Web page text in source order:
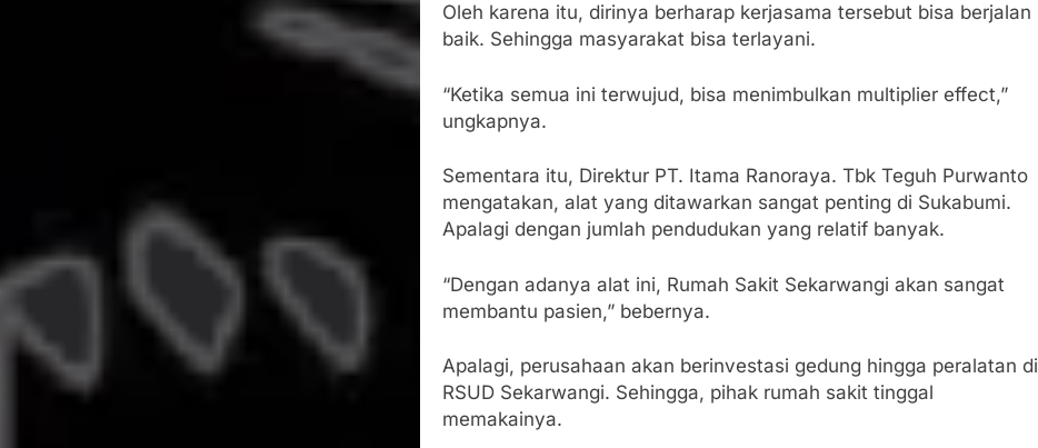
Oleh karena itu, dirinya berharap kerjasama tersebut bisa berjalan
baik. Sehingga masyarakat bisa terlayani.
“Ketika semua ini terwujud, bisa menimbulkan multiplier effect,”
ungkapnya.
Sementara itu, Direktur PT. Itama Ranoraya. Tbk Teguh Purwanto
mengatakan, alat yang ditawarkan sangat penting di Sukabumi.
Apalagi dengan jumlah pendudukan yang relatif banyak.
“Dengan adanya alat ini, Rumah Sakit Sekarwangi akan sangat
membantu pasien,” bebernya.
Apalagi, perusahaan akan berinvestasi gedung hingga peralatan di
RSUD Sekarwangi. Sehingga, pihak rumah sakit tinggal
memakainya.